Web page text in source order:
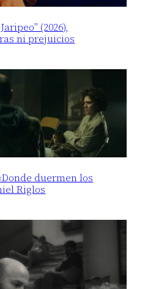
(2026),
ni prejuicios
duermen los
Riglos